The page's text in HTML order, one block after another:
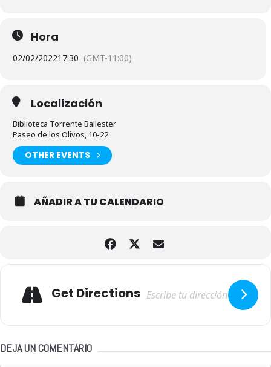
Hora
02/02/202217:30 (GMT-11:00)
Localización
Biblioteca Torrente Ballester
Paseo de los Olivos, 10-22
OTHER EVENTS
AÑADIR A TU CALENDARIO
Get Directions
DEJA UN COMENTARIO